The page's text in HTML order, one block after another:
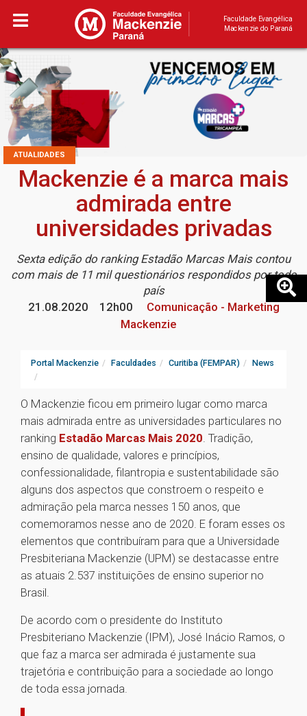
Faculdade Evangélica
Mackenzie do Paraná
ATUALIDADES
Mackenzie é a marca mais
admirada entre
universidades privadas
Sexta edição do ranking Estadão Marcas Mais contou
com mais de 11 mil questionários respondidos por todo
país
21.08.2020
12h00
Comunicação - Marketing
Mackenzie
Portal Mackenzie Faculdades Curitiba (FEMPAR) News
O Mackenzie ficou em primeiro lugar como marca
mais admirada entre as universidades particulares no
ranking Estadão Marcas Mais 2020. Tradição,
ensino de qualidade, valores e princípios,
confessionalidade, filantropia e sustentabilidade são
alguns dos aspectos que constroem o respeito e
admiração pela marca nesses 150 anos, que
comemoramos nesse ano de 2020. E foram esses os
elementos que contribuíram para que a Universidade
Presbiteriana Mackenzie (UPM) se destacasse entre
as atuais 2.537 instituições de ensino superior no
Brasil.
De acordo com o presidente do Instituto
Presbiteriano Mackenzie (IPM), José Inácio Ramos, o
que faz a marca ser admirada é justamente sua
trajetória e contribuição para a sociedade ao longo
de toda essa jornada.